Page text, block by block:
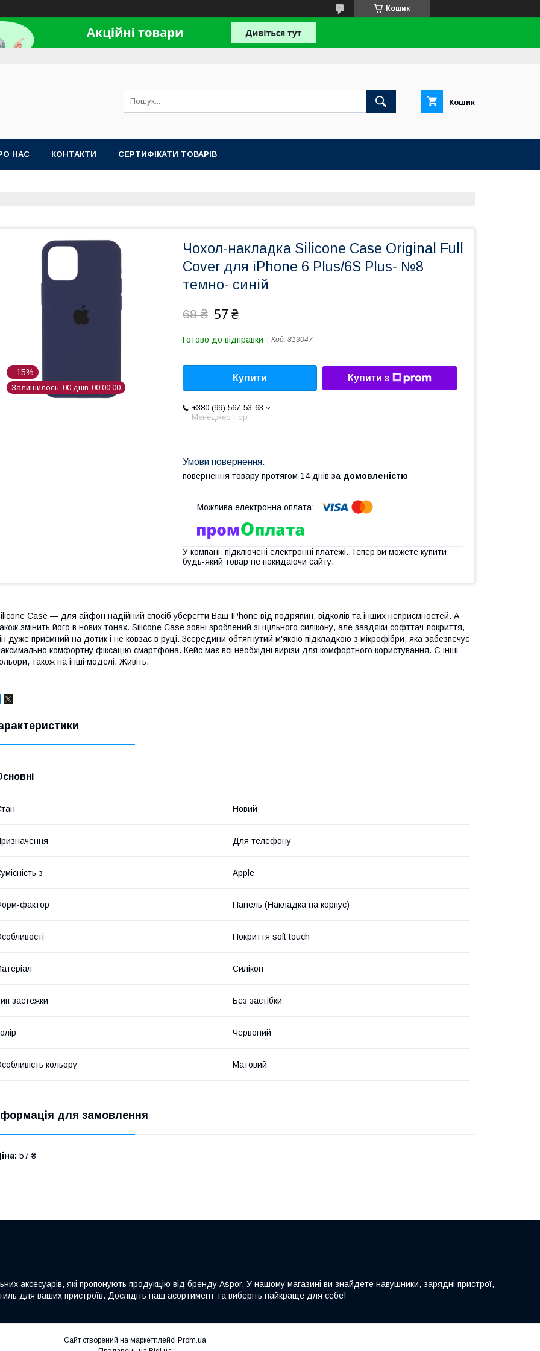
Кошик
Кошик
НАС КОНТАКТИ СЕРТИФІКАТИ ТОВАРІВ
–15%
Залишилось 00 днів 00 00 00
Чохол-накладка Silicone Case Original Full
Cover для iPhone 6 Plus/6S Plus- №8
темно- синій
68 ₴ 57 ₴
Готово до відправки Код: 813047
Купити Купити з
+380 (99) 567-53-63
Менеджер Ігор
повернення товару протягом 14 днів за домовленістю
У компанії підключені електронні платежі. Тепер ви можете купити
будь-який товар не покидаючи сайту.
Case — для айфон надійний спосіб уберегти Ваш IPhone від подряпин, відколів та інших неприємностей. А
змінить його в нових тонах. Silicone Case зовні зроблений зі щільного силікону, але завдяки софттач-покриття,
дуже приємний на дотик і не ковзає в руці. Зсередини обтягнутий м'якою підкладкою з мікрофібри, яка забезпечує
комфортну фіксацію смартфона. Кейс має всі необхідні вирізи для комфортного користування. Є інші
також на інші моделі. Живіть.
Новий
Для телефону
з Apple
фактор Панель (Накладка на корпус)
Покриття soft touch
Силікон
застежки Без застібки
Червоний
кольору Матовий
для замовлення
57 ₴
аксесуарів, які пропонують продукцію від бренду Aspor. У нашому магазині ви знайдете навушники, зарядні пристрої,
для ваших пристроїв. Дослідіть наш асортимент та виберіть найкраще для себе!
Сайт створений на маркетплейсі Prom.ua